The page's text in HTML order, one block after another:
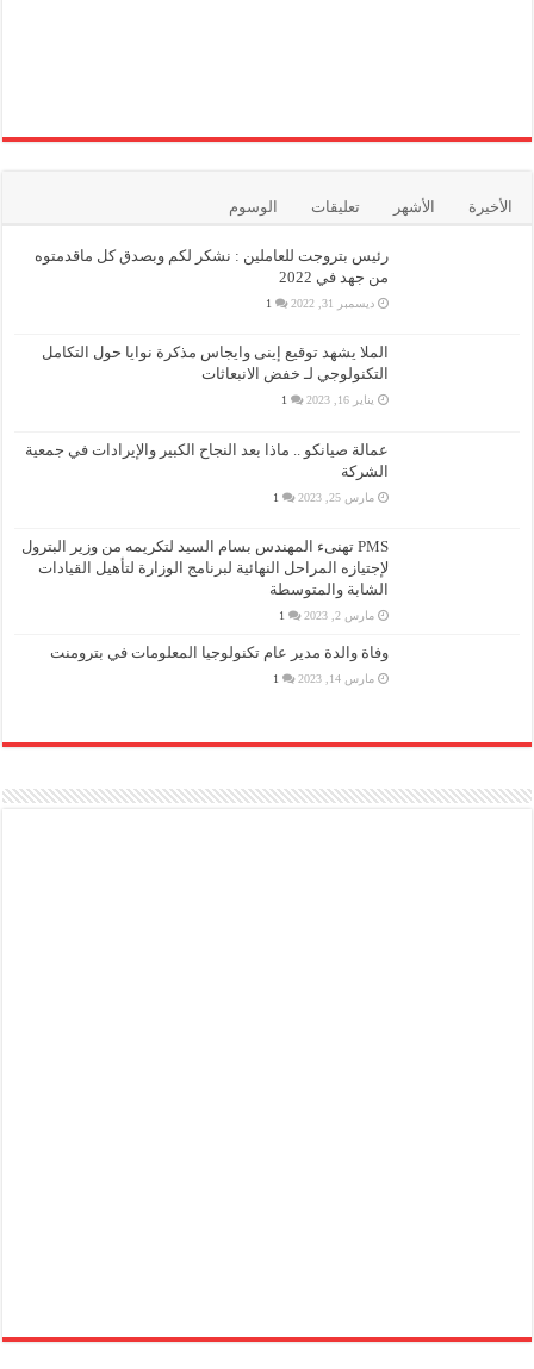
الأخيرة الأشهر تعليقات الوسوم
رئيس بتروجت للعاملين : نشكر لكم وبصدق كل ماقدمتوه
من جهد في 2022
ديسمبر 31, 2022 1
الملا يشهد توقيع إينى وايجاس مذكرة نوايا حول التكامل
التكنولوجي لـ خفض الانبعاثات
يناير 16, 2023 1
عمالة صيانكو .. ماذا بعد النجاح الكبير والإيرادات في جمعية
الشركة
مارس 25, 2023 1
PMS تهنىء المهندس بسام السيد لتكريمه من وزير البترول
لإجتيازه المراحل النهائية لبرنامج الوزارة لتأهيل القيادات
الشابة والمتوسطة
مارس 2, 2023 1
وفاة والدة مدير عام تكنولوجيا المعلومات في بترومنت
مارس 14, 2023 1